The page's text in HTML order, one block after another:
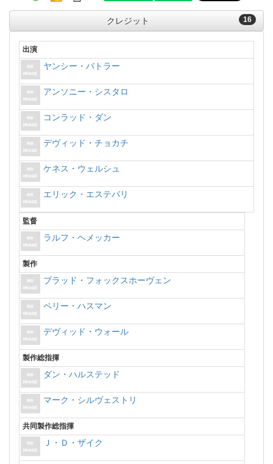
16
クレジット
出演
ヤンシー・バトラー
アンソニー・シスタロ
コンラッド・ダン
デヴィッド・チョカチ
ケネス・ウェルシュ
エリック・エステバリ
監督
ラルフ・ヘメッカー
製作
ブラッド・フォックスホーヴェン
ペリー・ハスマン
デヴィッド・ウォール
製作総指揮
ダン・ハルステッド
マーク・シルヴェストリ
共同製作総指揮
Ｊ・Ｄ・ザイク